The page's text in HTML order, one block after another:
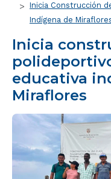
Inicia Construcción
Indígena de
Inicia
educativa
Miraflores